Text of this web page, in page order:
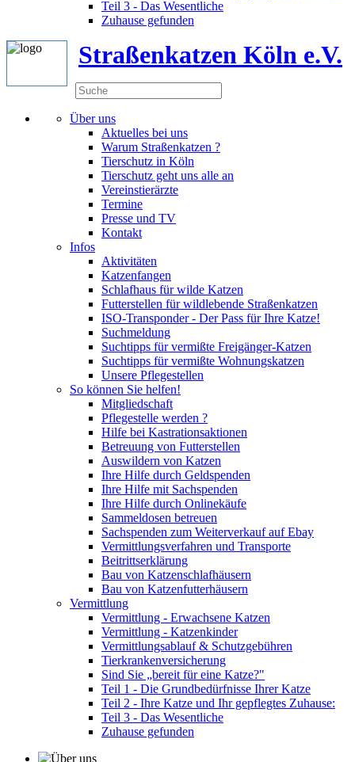
Teil 3 - Das Wesentliche
Zuhause gefunden
Straßenkatzen Köln e.V.
Über uns
Aktuelles bei uns
Warum Straßenkatzen ?
Tierschutz in Köln
Tierschutz geht uns alle an
Vereinstierärzte
Termine
Presse und TV
Kontakt
Infos
Aktivitäten
Katzenfangen
Schlafhaus für wilde Katzen
Futterstellen für wildlebende Straßenkatzen
ISO-Transponder - Der Pass für Ihre Katze!
Suchmeldung
Suchtipps für vermißte Freigänger-Katzen
Suchtipps für vermißte Wohnungskatzen
Unsere Pflegestellen
So können Sie helfen!
Mitgliedschaft
Pflegestelle werden ?
Hilfe bei Kastrationsaktionen
Betreuung von Futterstellen
Auswildern von Katzen
Ihre Hilfe durch Geldspenden
Ihre Hilfe mit Sachspenden
Ihre Hilfe durch Onlinekäufe
Sammeldosen betreuen
Sachspenden zum Weiterverkauf auf Ebay
Vermittlungsverfahren und Transporte
Beitrittserklärung
Bau von Katzenschlafhäusern
Bau von Katzenfutterhäusern
Vermittlung
Vermittlung - Erwachsene Katzen
Vermittlung - Katzenkinder
Vermittlungsablauf & Schutzgebühren
Tierkrankenversicherung
Sind Sie „bereit für eine Katze?"
Teil 1 - Die Grundbedürfnisse Ihrer Katze
Teil 2 - Ihre Katze und Ihr gepflegtes Zuhause:
Teil 3 - Das Wesentliche
Zuhause gefunden